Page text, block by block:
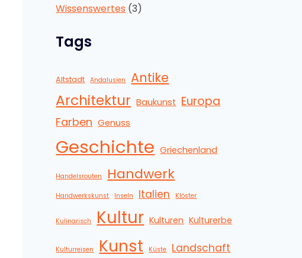
Wissenswertes (3)
Tags
Altstadt Andalusien Antike
Architektur Baukunst Europa
Farben Genuss
Geschichte Griechenland
Handelsrouten Handwerk
Handwerkskunst Inseln Italien Klöster
Kulinarisch Kultur Kulturen Kulturerbe
Kulturreisen Kunst Küste Landschaft